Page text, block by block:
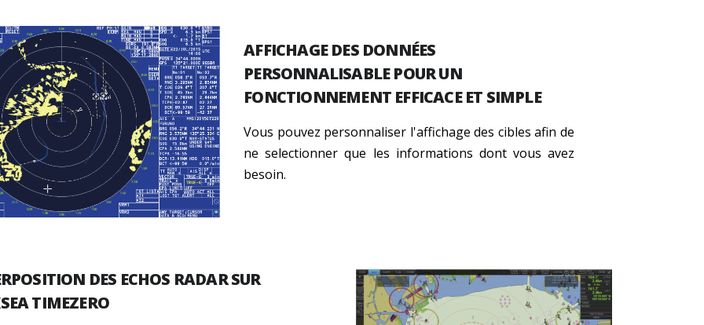
AFFICHAGE DES DONNÉES
PERSONNALISABLE POUR UN
FONCTIONNEMENT EFFICACE ET SIMPLE
Vous pouvez personnaliser l'affichage des cibles afin de
ne selectionner que les informations dont vous avez
besoin.
DES ECHOS RADAR SUR
TIMEZERO